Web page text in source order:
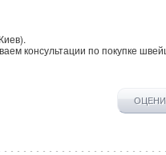
Киев).
консультации по покупке